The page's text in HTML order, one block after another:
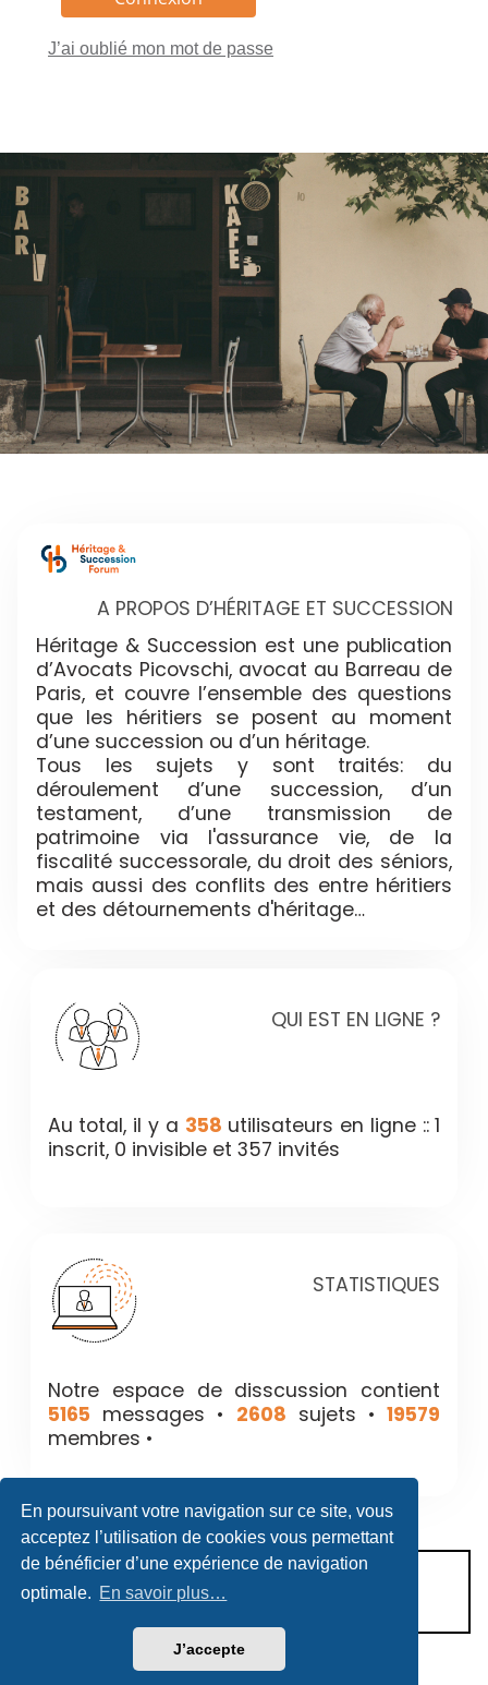
En poursuivant votre navigation sur ce site, vous
acceptez l’utilisation de cookies vous permettant
de bénéficier d’une expérience de navigation
optimale. En savoir plus…
J’accepte
J’ai oublié mon mot de passe
A PROPOS D’HÉRITAGE ET SUCCESSION
Héritage & Succession est une publication
d’Avocats Picovschi, avocat au Barreau de
Paris, et couvre l’ensemble des questions
que les héritiers se posent au moment
d’une succession ou d’un héritage.
Tous les sujets y sont traités: du
déroulement d’une succession, d’un
testament, d’une transmission de
patrimoine via l'assurance vie, de la
fiscalité successorale, du droit des séniors,
mais aussi des conflits des entre héritiers
et des détournements d'héritage…
QUI EST EN LIGNE ?
Au total, il y a 358 utilisateurs en ligne :: 1
inscrit, 0 invisible et 357 invités
STATISTIQUES
Notre espace de disscussion contient
5165 messages • 2608 sujets •19579
membres •
CONDITIONS D’UTILISATION
POLITIQUE DE VIE PRIVÉE
Héritage & Succession